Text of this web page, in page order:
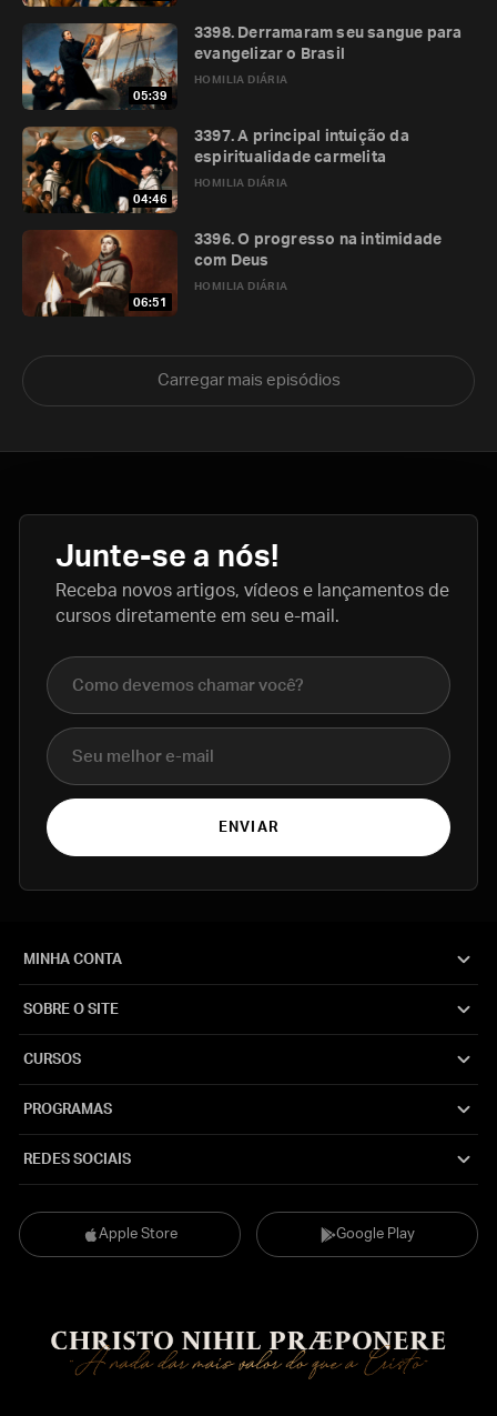
05:39
HOMILIA DIÁRIA
3398. Derramaram seu sangue para
evangelizar o Brasil
04:46
HOMILIA DIÁRIA
3397. A principal intuição da
espiritualidade carmelita
06:51
HOMILIA DIÁRIA
3396. O progresso na intimidade
com Deus
Carregar mais episódios
Junte-se a nós!
Receba novos artigos, vídeos e lançamentos de
cursos diretamente em seu e-mail.
Nome completo
E-mail
ENVIAR
Apple Store Google Play
MINHA CONTA
SOBRE O SITE
CURSOS
PROGRAMAS
REDES SOCIAIS